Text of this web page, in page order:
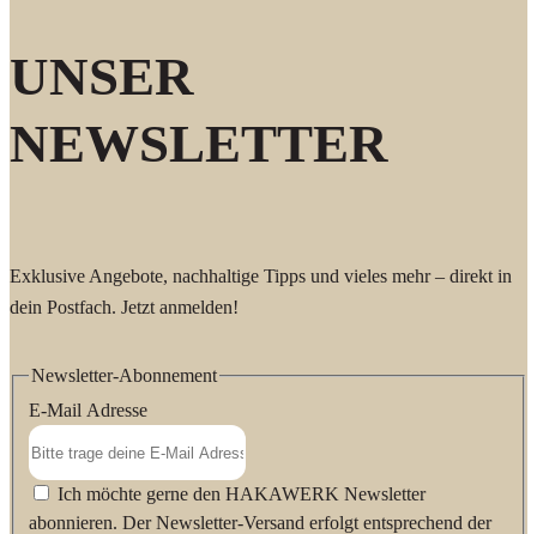
UNSER
NEWSLETTER
Exklusive Angebote, nachhaltige Tipps und vieles mehr – direkt in
dein Postfach. Jetzt anmelden!
Newsletter-Abonnement
E-Mail Adresse
Ich möchte gerne den HAKAWERK Newsletter
abonnieren. Der Newsletter-Versand erfolgt entsprechend der